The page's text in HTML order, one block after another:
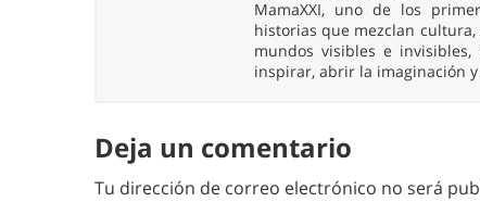
MamaXXI, uno de los
historias que mezclan
mundos visibles e
inspirar, abrir la imaginación
Deja un comentario
Tu dirección de correo electrónico no será